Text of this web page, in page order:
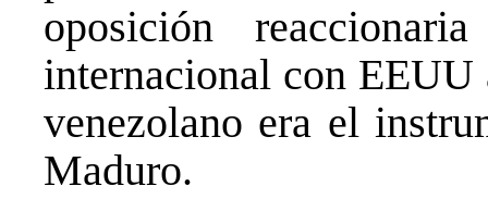
oposición
internacional con
venezolano era el
Maduro.